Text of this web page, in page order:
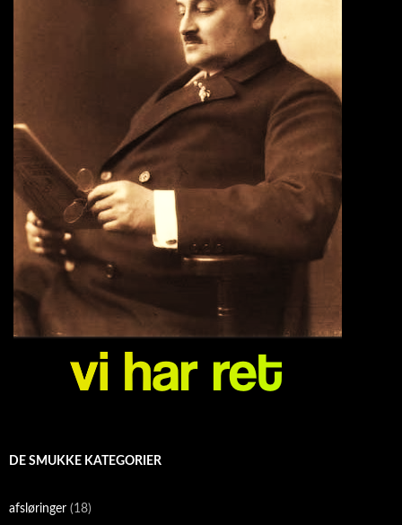
DE SMUKKE KATEGORIER
afsløringer (18)